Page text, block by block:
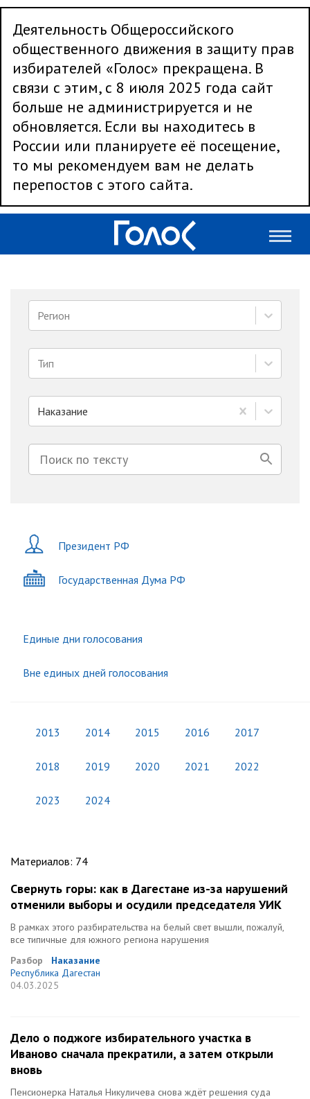
Деятельность Общероссийского
общественного движения в защиту прав
избирателей «Голос» прекращена. В
связи с этим, с 8 июля 2025 года сайт
больше не администрируется и не
обновляется. Если вы находитесь в
России или планируете её посещение,
то мы рекомендуем вам не делать
перепостов с этого сайта.
Регион
Тип
Наказание
Президент РФ
Государственная Дума РФ
Единые дни голосования
Вне единых дней голосования
2013 2014 2015 2016 2017
2018 2019 2020 2021 2022
2023 2024
Материалов: 74
Свернуть горы: как в Дагестане из-за нарушений
отменили выборы и осудили председателя УИК
В рамках этого разбирательства на белый свет вышли, пожалуй,
все типичные для южного региона нарушения
Разбор
Наказание
Республика Дагестан
04.03.2025
Дело о поджоге избирательного участка в
Иваново сначала прекратили, а затем открыли
вновь
Пенсионерка Наталья Никуличева снова ждёт решения суда